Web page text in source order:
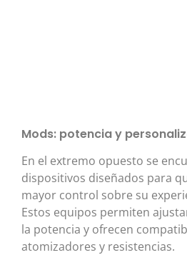
Mods: potencia y
En el extremo opuesto se
dispositivos diseñados para
mayor control sobre su
Estos equipos permiten
la potencia y ofrecen
atomizadores y resistencias.